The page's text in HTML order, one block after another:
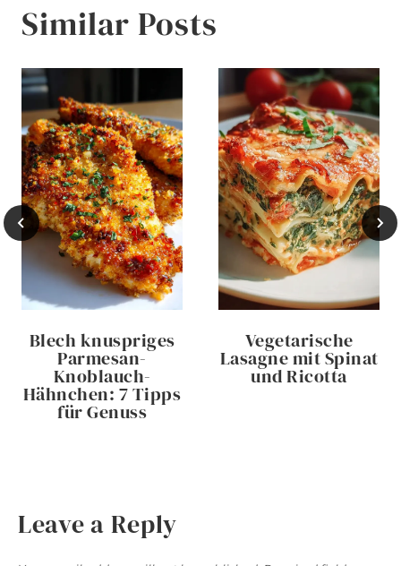
Similar Posts
Blech knuspriges
Parmesan-
Knoblauch-
Hähnchen: 7 Tipps
für Genuss
Vegetarische
Lasagne mit Spinat
und Ricotta
Leave a Reply